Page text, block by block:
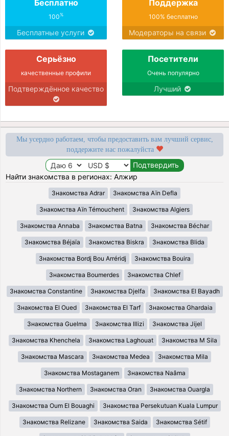
Бесплатно
100%
Бесплатные услуги
Поддержка
100% бесплатно
Модераторы на связи
Серьёзно
качественные профили
Подтверждённое качество
Посетители
Очень популярно
Лучший
Мы усердно работаем, чтобы предоставить вам лучший сервис,
поддержите нас пожалуйста
Найти знакомства в регионах: Алжир
Знакомства Adrar Знакомства Aïn Defla
Знакомства Aïn Témouchent Знакомства Algiers
Знакомства Annaba Знакомства Batna Знакомства Béchar
Знакомства Béjaïa Знакомства Biskra Знакомства Blida
Знакомства Bordj Bou Arréridj Знакомства Bouira
Знакомства Boumerdes Знакомства Chlef
Знакомства Constantine Знакомства Djelfa Знакомства El Bayadh
Знакомства El Oued Знакомства El Tarf Знакомства Ghardaia
Знакомства Guelma Знакомства Illizi Знакомства Jijel
Знакомства Khenchela Знакомства Laghouat Знакомства M Sila
Знакомства Mascara Знакомства Medea Знакомства Mila
Знакомства Mostaganem Знакомства Naâma
Знакомства Northern Знакомства Oran Знакомства Ouargla
Знакомства Oum El Bouaghi Знакомства Persekutuan Kuala Lumpur
Знакомства Relizane Знакомства Saida Знакомства Sétif